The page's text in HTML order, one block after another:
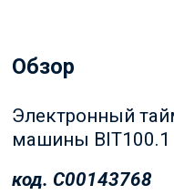
Обзор
Электронный
машины BIT100.1
код. C00143768